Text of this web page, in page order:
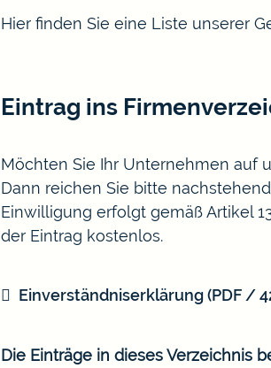
Hier finden Sie eine Liste unserer
Eintrag ins
Möchten Sie Ihr Unternehmen auf
Dann reichen Sie bitte
Einwilligung erfolgt gemäß Artikel
der Eintrag kostenlos.
Einverständniserklärung(PDF /
Die Einträge in dieses Verzeichnis